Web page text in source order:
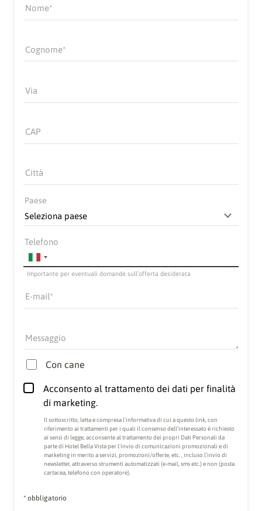
Nome
Cognome
Via
CAP
Città
Paese
Importante per eventuali domande sull’offerta desiderata
Telefono
E-mail
Messaggio
Con cane
Acconsento al trattamento dei dati per finalità
di marketing.
Il sottoscritto, letta e compresa l’informativa di cui a questo link, con
riferimento ai trattamenti per i quali il consenso dell’interessato è richiesto
ai sensi di legge, acconsente al trattamento dei propri Dati Personali da
parte di Hotel Bella Vista per l'invio di comunicazioni promozionali e di
marketing in merito a servizi, promozioni/offerte, etc. , incluso l’invio di
newsletter, attraverso strumenti automatizzati (e-mail, sms etc.) e non (posta
cartacea, telefono con operatore).
* obbligatorio